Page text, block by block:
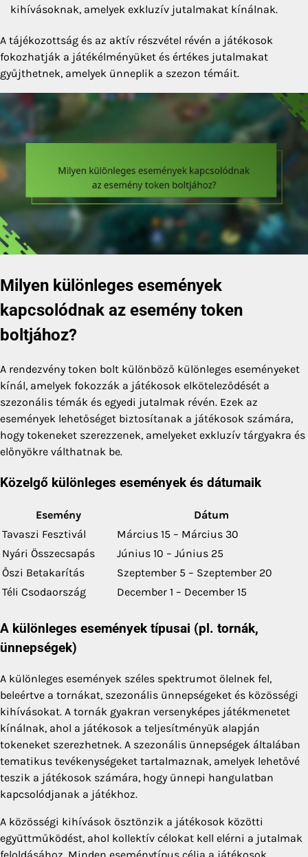
kihívásoknak, amelyek exkluzív jutalmakat kínálnak.
A tájékozottság és az aktív részvétel révén a játékosok
fokozhatják a játékélményüket és értékes jutalmakat
gyűjthetnek, amelyek ünneplik a szezon témáit.
Milyen különleges események
kapcsolódnak az esemény token
boltjához?
A rendezvény token bolt különböző különleges eseményeket
kínál, amelyek fokozzák a játékosok elköteleződését a
szezonális témák és egyedi jutalmak révén. Ezek az
események lehetőséget biztosítanak a játékosok számára,
hogy tokeneket szerezzenek, amelyeket exkluzív tárgyakra és
előnyökre válthatnak be.
Közelgő különleges események és dátumaik
Esemény
Dátum
Tavaszi Fesztivál
Március 15 – Március 30
Nyári Összecsapás
Június 10 – Június 25
Őszi Betakarítás
Szeptember 5 – Szeptember 20
Téli Csodaország
December 1 – December 15
A különleges események típusai (pl. tornák,
ünnepségek)
A különleges események széles spektrumot ölelnek fel,
beleértve a tornákat, szezonális ünnepségeket és közösségi
kihívásokat. A tornák gyakran versenyképes játékmenetet
kínálnak, ahol a játékosok a teljesítményük alapján
tokeneket szerezhetnek. A szezonális ünnepségek általában
tematikus tevékenységeket tartalmaznak, amelyek lehetővé
teszik a játékosok számára, hogy ünnepi hangulatban
kapcsolódjanak a játékhoz.
A közösségi kihívások ösztönzik a játékosok közötti
együttműködést, ahol kollektív célokat kell elérni a jutalmak